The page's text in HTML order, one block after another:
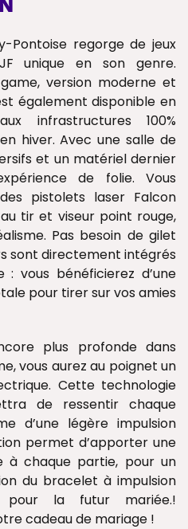
Pontoise regorge de jeux
unique en son genre.
version moderne et
également disponible en
infrastructures 100%
hiver. Avec une salle de
et un matériel dernier
de folie. Vous
pistolets laser Falcon
tir et viseur point rouge,
Pas besoin de gilet
sont directement intégrés
vous bénéficierez d’une
pour tirer sur vos amies
plus profonde dans
vous aurez au poignet un
Cette technologie
de ressentir chaque
d’une légère impulsion
permet d’apporter une
à chaque partie, pour un
du bracelet à impulsion
la futur mariée.!
cadeau de mariage !